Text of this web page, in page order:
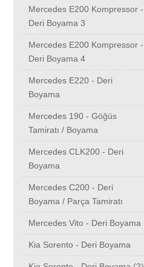
Mercedes E200 Kompressor -
Deri Boyama 3
Mercedes E200 Kompressor -
Deri Boyama 4
Mercedes E220 - Deri
Boyama
Mercedes 190 - Göğüs
Tamiratı / Boyama
Mercedes CLK200 - Deri
Boyama
Mercedes C200 - Deri
Boyama / Parça Tamiratı
Mercedes Vito - Deri Boyama
Kia Sorento - Deri Boyama